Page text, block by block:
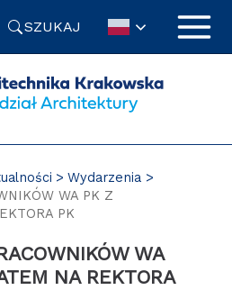
SZUKAJ
Wydarzenia
WA PK Z
PK
NA REKTORA